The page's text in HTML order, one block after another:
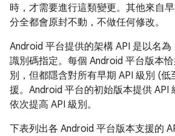
時，才需要進行這類變更。其他來自
分全都會原封不動，不做任何修改。
Android 平台提供的架構 API 是以名為
識別碼指定。每個 Android 平台版本
別，但都隱含對所有早期 API 級別 (低
援。Android 平台的初始版本提供 API
依次提高 API 級別。
下表列出各 Android 平台版本支援的